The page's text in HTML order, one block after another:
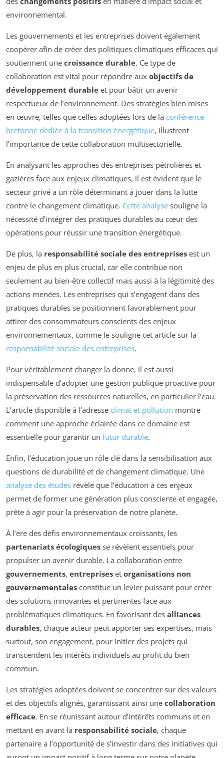
environnemental.
Les gouvernements et les entreprises doivent également
coopérer afin de créer des politiques climatiques efficaces qui
soutiennent une croissance durable. Ce type de
collaboration est vital pour répondre aux objectifs de
développement durable et pour bâtir un avenir
respectueux de l’environnement. Des stratégies bien mises
en œuvre, telles que celles adoptées lors de la conférence
bretonne dédiée à la transition énergétique, illustrent
l’importance de cette collaboration multisectorielle.
En analysant les approches des entreprises pétrolières et
gazières face aux enjeux climatiques, il est évident que le
secteur privé a un rôle déterminant à jouer dans la lutte
contre le changement climatique. Cette analyse souligne la
nécessité d’intégrer des pratiques durables au cœur des
opérations pour réussir une transition énergétique.
De plus, la responsabilité sociale des entreprises est un
enjeu de plus en plus crucial, car elle contribue non
seulement au bien-être collectif mais aussi à la légitimité des
actions menées. Les entreprises qui s’engagent dans des
pratiques durables se positionnent favorablement pour
attirer des consommateurs conscients des enjeux
environnementaux, comme le souligne cet article sur la
responsabilité sociale des entreprises.
Pour véritablement changer la donne, il est aussi
indispensable d’adopter une gestion publique proactive pour
la préservation des ressources naturelles, en particulier l’eau.
L’article disponible à l’adresse climat et pollution montre
comment une approche éclairée dans ce domaine est
essentielle pour garantir un futur durable.
Enfin, l’éducation joue un rôle clé dans la sensibilisation aux
questions de durabilité et de changement climatique. Une
analyse des études révèle que l’éducation à ces enjeux
permet de former une génération plus consciente et engagée,
prête à agir pour la préservation de notre planète.
À l’ère des défis environnementaux croissants, les
partenariats écologiques se révèlent essentiels pour
propulser un avenir durable. La collaboration entre
gouvernements, entreprises et organisations non
gouvernementales constitue un levier puissant pour créer
des solutions innovantes et pertinentes face aux
problématiques climatiques. En favorisant des alliances
durables, chaque acteur peut apporter ses expertises, mais
surtout, son engagement, pour initier des projets qui
transcendent les intérêts individuels au profit du bien
commun.
Les stratégies adoptées doivent se concentrer sur des valeurs
et des objectifs alignés, garantissant ainsi une collaboration
efficace. En se réunissant autour d’intérêts communs et en
mettant en avant la responsabilité sociale, chaque
partenaire a l’opportunité de s’investir dans des initiatives qui